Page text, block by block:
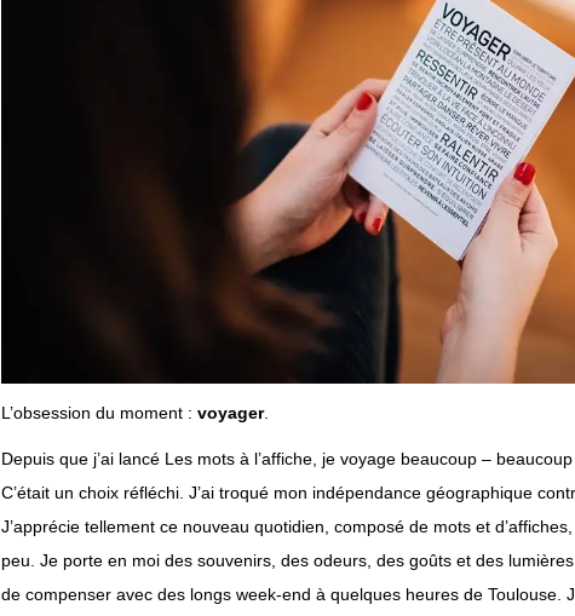
L’obsession du moment : voyager.
Depuis que j’ai lancé Les mots à l’affiche, je voyage beaucoup –
C’était un choix réfléchi. J’ai troqué mon indépendance géographique
J’apprécie tellement ce nouveau quotidien, composé de mots et
peu. Je porte en moi des souvenirs, des odeurs, des goûts et des lumières
de compenser avec des longs week-end à quelques heures de Toulouse.